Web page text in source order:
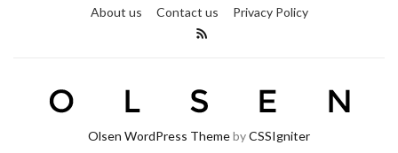
About us Contact us Privacy Policy
Olsen WordPress ThemebyCSSIgniter